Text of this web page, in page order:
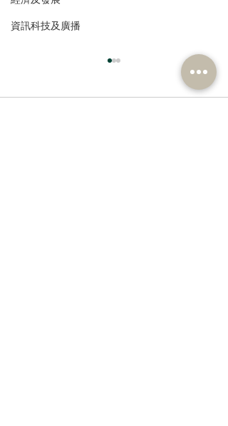
資訊科技及廣播